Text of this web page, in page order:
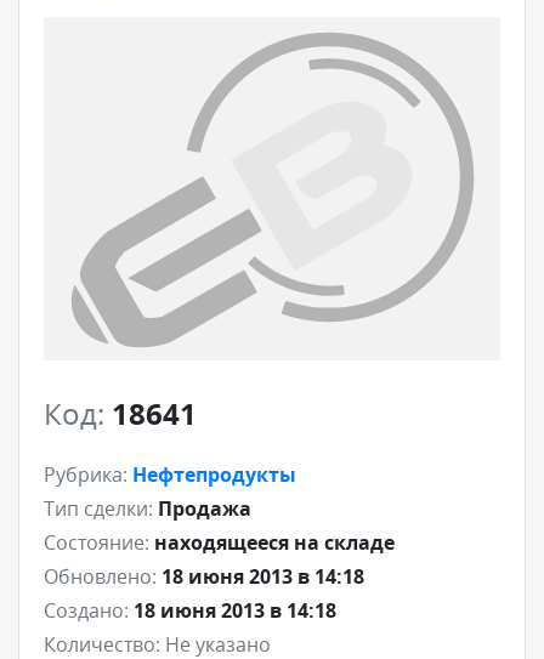
Код: 18641
Рубрика: Нефтепродукты
Тип сделки: Продажа
Состояние: находящееся на складе
Обновлено: 18 июня 2013 в 14:18
Создано: 18 июня 2013 в 14:18
Количество: Не указано